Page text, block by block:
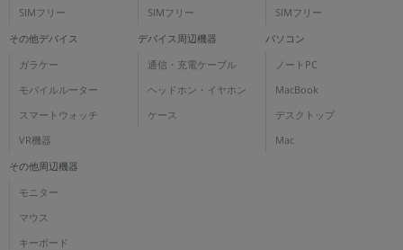
SIMフリー
SIMフリー
SIMフリー
その他デバイス
ガラケー
モバイルルーター
スマートウォッチ
VR機器
デバイス周辺機器
通信・充電ケーブル
ヘッドホン・イヤホン
ケース
パソコン
ノートPC
MacBook
デスクトップ
Mac
その他周辺機器
モニター
マウス
キーボード